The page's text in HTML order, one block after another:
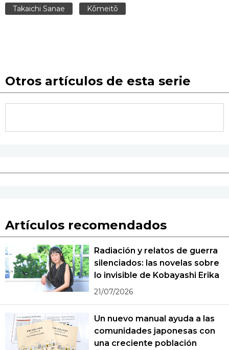
Takaichi Sanae Kōmeitō
Otros artículos de esta serie
Artículos recomendados
Radiación y relatos de guerra
silenciados: las novelas sobre
lo invisible de Kobayashi Erika
21/07/2026
Un nuevo manual ayuda a las
comunidades japonesas con
una creciente población